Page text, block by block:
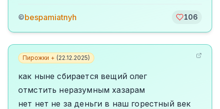
©bespamiatnyh 106
Пирожки + (22.12.2025)
как ныне сбирается вещий олег
отмстить неразумным хазарам
нет нет не за деньги в наш горестный век